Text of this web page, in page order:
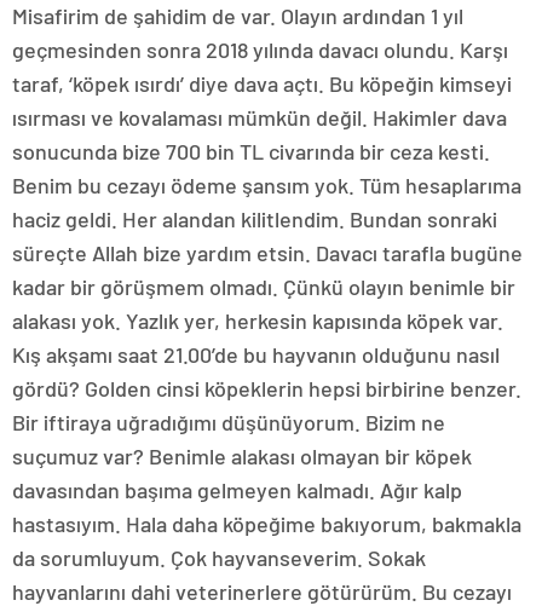
Misafirim de şahidim de var. Olayın ardından 1 yıl
geçmesinden sonra 2018 yılında davacı olundu. Karşı
taraf, ‘köpek ısırdı’ diye dava açtı. Bu köpeğin kimseyi
ısırması ve kovalaması mümkün değil. Hakimler dava
sonucunda bize 700 bin TL civarında bir ceza kesti.
Benim bu cezayı ödeme şansım yok. Tüm hesaplarıma
haciz geldi. Her alandan kilitlendim. Bundan sonraki
süreçte Allah bize yardım etsin. Davacı tarafla bugüne
kadar bir görüşmem olmadı. Çünkü olayın benimle bir
alakası yok. Yazlık yer, herkesin kapısında köpek var.
Kış akşamı saat 21.00’de bu hayvanın olduğunu nasıl
gördü? Golden cinsi köpeklerin hepsi birbirine benzer.
Bir iftiraya uğradığımı düşünüyorum. Bizim ne
suçumuz var? Benimle alakası olmayan bir köpek
davasından başıma gelmeyen kalmadı. Ağır kalp
hastasıyım. Hala daha köpeğime bakıyorum, bakmakla
da sorumluyum. Çok hayvanseverim. Sokak
hayvanlarını dahi veterinerlere götürürüm. Bu cezayı